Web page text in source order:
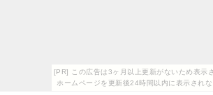
[PR] この広告は3ヶ月以上更新がないため表示
ホームページを更新後24時間以内に表示されな